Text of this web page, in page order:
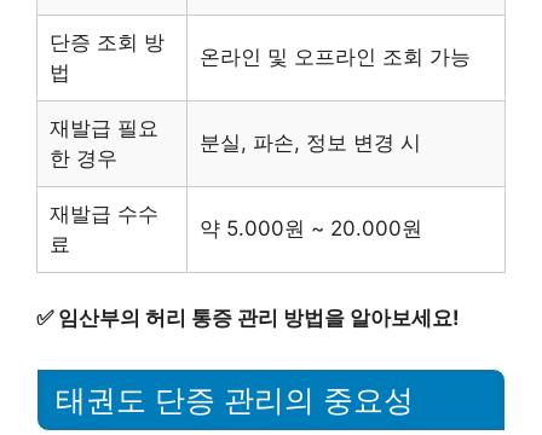
단증 조회 방
법
온라인 및 오프라인 조회 가능
재발급 필요
한 경우
분실, 파손, 정보 변경 시
재발급 수수
료
약 5.000원 ~ 20.000원
✅ 임산부의 허리 통증 관리 방법을 알아보세요!
태권도 단증 관리의 중요성